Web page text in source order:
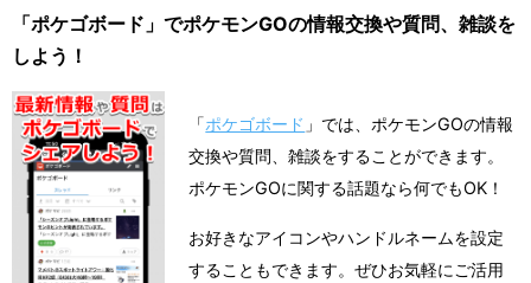
「ポケゴボード」でポケモンGOの情報交換や質問、雑談を
しよう！
「ポケゴボード 」では、ポケモンGOの情報
交換や質問、雑談をすることができます。
ポケモンGOに関する話題なら何でもOK！
お好きなアイコンやハンドルネームを設定
することもできます。ぜひお気軽にご活用